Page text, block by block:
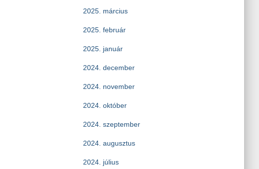
2025. március
2025. február
2025. január
2024. december
2024. november
2024. október
2024. szeptember
2024. augusztus
2024. július